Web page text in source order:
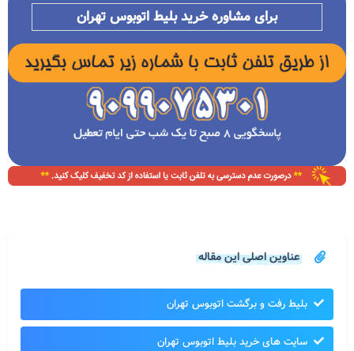
برای مشاوره خرید بلیط اتوبوس تهران
عناوین اصلی این مقاله
بلیط رفت و برگشت اتوبوس تهران
سایت های خرید بلیط اتوبوس تهران